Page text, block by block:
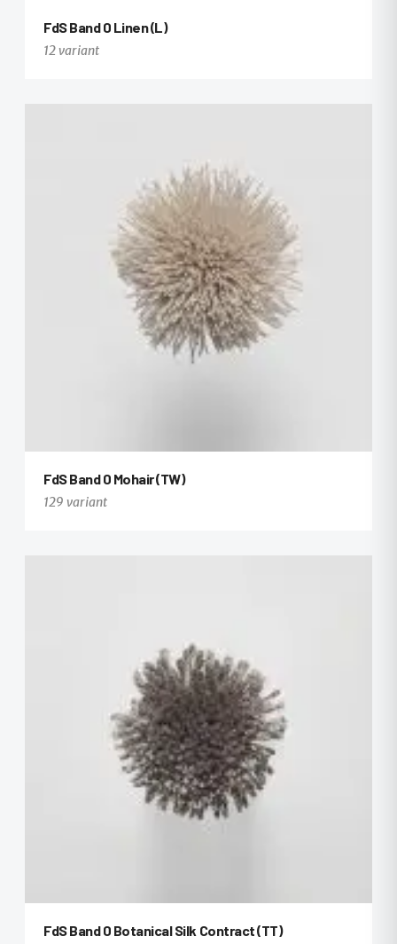
FdS Band 0 Linen (L)
12 variant
FdS Band 0 Mohair (TW)
129 variant
+117
FdS Band 0 Botanical Silk Contract (TT)